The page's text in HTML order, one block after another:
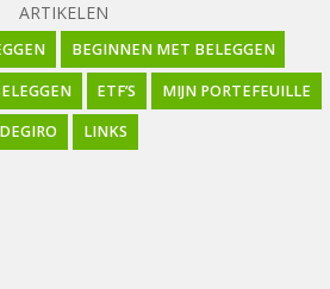
ARTIKELEN
BEGINNEN MET BELEGGEN
ETF’S MIJN PORTEFEUILLE
DEGIRO LINKS